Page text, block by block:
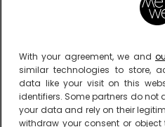
With your agreement, we and
similar technologies to store,
data like your visit on this
identifiers. Some partners do not
your data and rely on their
withdraw your consent or